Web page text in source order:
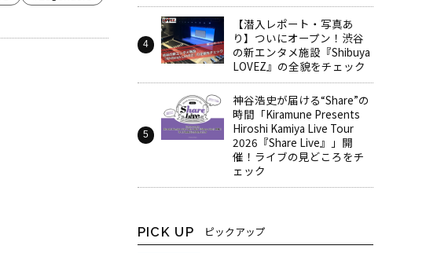
【潜入レポート・写真あ
り】ついにオープン！渋谷
の新エンタメ施設『Shibuya
LOVEZ』の全貌をチェック
神谷浩史が届ける“Share”の
時間――「Kiramune Presents
Hiroshi Kamiya Live Tour
2026『Share Live』」開
催！ライブの見どころをチ
ェック
PICK UP ピックアップ